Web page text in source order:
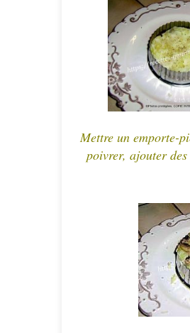
Mettre un emporte-
poivrer, ajouter des